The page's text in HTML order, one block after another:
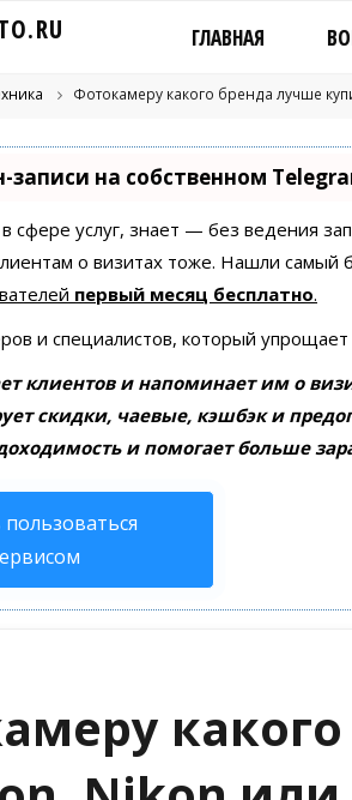
O.RU ГЛАВНАЯ
Фотокамеру какого бренда лучше
записи на собственном
сфере услуг, знает — без ведения
о визитах тоже. Нашли
первый месяц бесплатно.
и специалистов, который
клиентов и напоминает им о
скидки, чаевые, кэшбэк и
и помогает больше